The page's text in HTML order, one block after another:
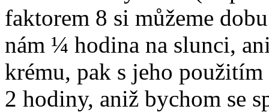
faktorem 8 si můžeme
nám ¼ hodina na slunci,
krému, pak s jeho použitím
2 hodiny, aniž bychom se